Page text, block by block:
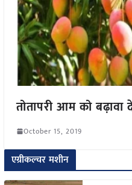
तोतापरी आम को बढ़ावा
October 15, 2019
एग्रीकल्चर मशीन